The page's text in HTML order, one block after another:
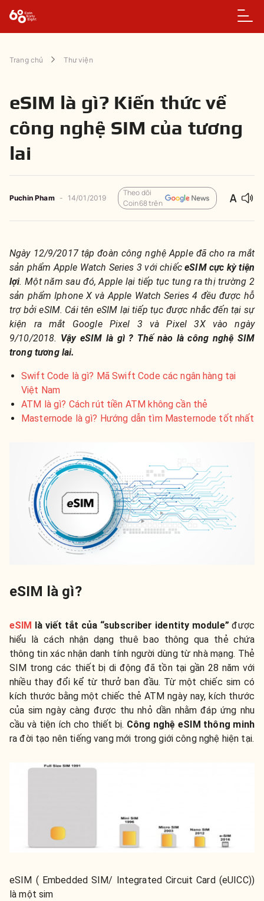
Trang chủ Thư viện
eSIM là gì? Kiến thức về
công nghệ SIM của tương
lai
Puchin Pham - 14/01/2019
Theo dõi
Coin68 trên
Ngày 12/9/2017 tập đoàn công nghệ Apple đã cho ra mắt
sản phẩm Apple Watch Series 3 với chiếceSIMcực kỳ tiện
lợi. Một năm sau đó, Apple lại tiếp tục tung ra thị trường 2
sản phẩm Iphone X và Apple Watch Series 4 đều được hỗ
trợ bởi eSIM. Cái tên eSIM lại tiếp tục được nhắc đến tại sự
kiện ra mắt Google Pixel 3 và Pixel 3X vào ngày
9/10/2018. Vậy eSIM là gì ? Thế nào là công nghệ SIM
trong tương lai.
Swift Code là gì? Mã Swift Code các ngân hàng tại
Việt Nam
ATM là gì? Cách rút tiền ATM không cần thẻ
Masternode là gì? Hướng dẫn tìm Masternode tốt nhất
eSIM là gì?
eSIM là viết tắt của “subscriber identity module” được
hiểu là cách nhận dạng thuê bao thông qua thẻ chứa
thông tin xác nhận danh tính người dùng từ nhà mạng. Thẻ
SIM trong các thiết bị di động đã tồn tại gần 28 năm với
nhiều thay đổi kể từ thưở ban đầu. Từ một chiếc sim có
kích thước bằng một chiếc thẻ ATM ngày nay, kích thước
của sim ngày càng được thu nhỏ dần nhằm đáp ứng nhu
cầu và tiện ích cho thiết bị. Công nghệ eSIM thông minh
ra đời tạo nên tiếng vang mới trong giới công nghệ hiện tại.
eSIM ( Embedded SIM/ Integrated Circuit Card (eUICC))
là một sim